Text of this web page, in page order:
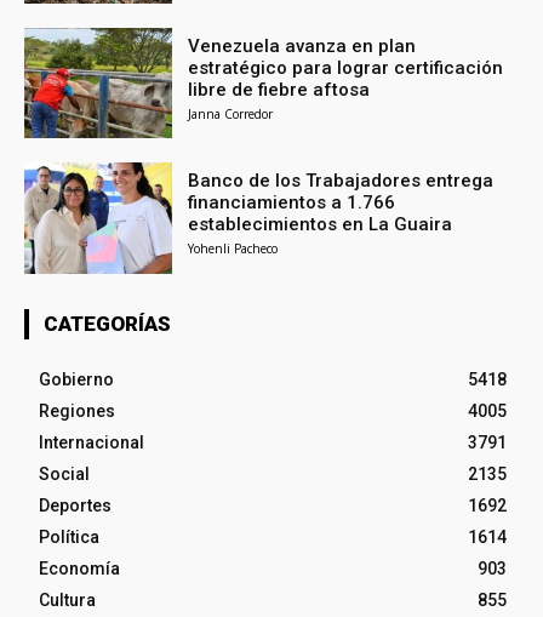
Venezuela avanza en plan
estratégico para lograr certificación
libre de fiebre aftosa
Janna Corredor
Banco de los Trabajadores entrega
financiamientos a 1.766
establecimientos en La Guaira
Yohenli Pacheco
CATEGORÍAS
Gobierno
5418
Regiones
4005
Internacional
3791
Social
2135
Deportes
1692
Política
1614
Economía
903
Cultura
855